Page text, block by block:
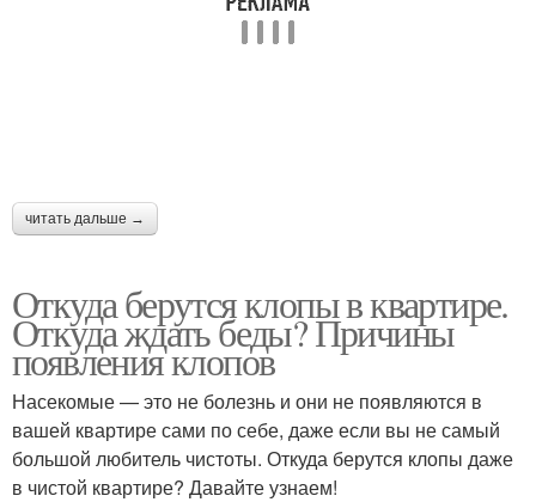
читать дальше →
Откуда берутся клопы в квартире.
Откуда ждать беды? Причины
появления клопов
Насекомые — это не болезнь и они не появляются в
вашей квартире сами по себе, даже если вы не самый
большой любитель чистоты. Откуда берутся клопы даже
в чистой квартире? Давайте узнаем!